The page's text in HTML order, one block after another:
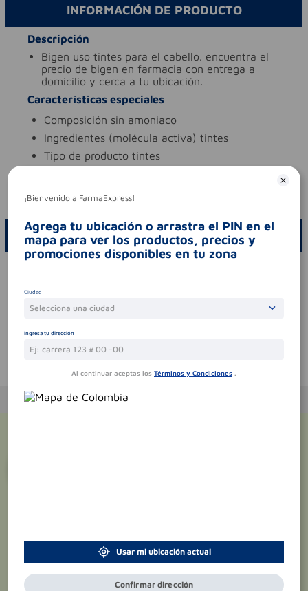
INFORMACIÓN DE PRODUCTO
Descripción
bigen uso tintes para el cabello. encuentra el
precio de bigen en farmacia con entrega a
domicilio y cerca a tu ubicación.
Características especiales
composición sin amoniaco
ingredientes (molécula activa) tintes
tipo de producto tintes
codigo invima nsoc89123-18co
ESCRIBE UN COMENTARIO
Sin comentarios.
¡Bienvenido a FarmaExpress!
Agrega tu ubicación o arrastra el PIN en el
mapa para ver los productos, precios y
promociones disponibles en tu zona
Ciudad
Selecciona una ciudad
Ingresa tu dirección
Al continuar aceptas los Términos y Condiciones .
Usar mi ubicación actual
Confirmar dirección